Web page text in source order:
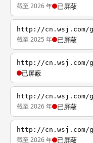
截至 2026 年 已屏蔽
http://cn.wsj.com/
截至 2025 年 已屏蔽
http://cn.wsj.com/
已屏蔽
http://cn.wsj.com/
截至 2026 年 已屏蔽
http://cn.wsj.com/
截至 2026 年 已屏蔽